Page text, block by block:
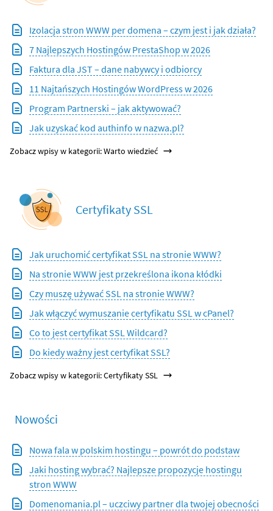
Izolacja stron WWW per domena – czym jest i jak działa?
7 Najlepszych Hostingów PrestaShop w 2026
Faktura dla JST – dane nabywcy i odbiorcy
11 Najtańszych Hostingów WordPress w 2026
Program Partnerski – jak aktywować?
Jak uzyskać kod authinfo w nazwa.pl?
Zobacz wpisy w kategorii: Warto wiedzieć
Certyfikaty SSL
Jak uruchomić certyfikat SSL na stronie WWW?
Na stronie WWW jest przekreślona ikona kłódki
Czy muszę używać SSL na stronie WWW?
Jak włączyć wymuszanie certyfikatu SSL w cPanel?
Co to jest certyfikat SSL Wildcard?
Do kiedy ważny jest certyfikat SSL?
Zobacz wpisy w kategorii: Certyfikaty SSL
Nowości
Nowa fala w polskim hostingu – powrót do podstaw
Jaki hosting wybrać? Najlepsze propozycje hostingu
stron WWW
Domenomania.pl – uczciwy partner dla twojej obecności